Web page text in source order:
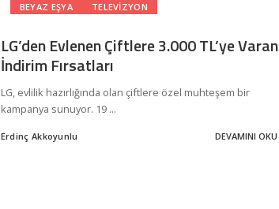
BEYAZ EŞYA TELEVIZYON
LG’den Evlenen Çiftlere 3.000 TL’ye Varan
İndirim Fırsatları
LG, evlilik hazırlığında olan çiftlere özel muhteşem bir
kampanya sunuyor. 19 ...
Posted
Erdinç Akkoyunlu DEVAMINI OKU